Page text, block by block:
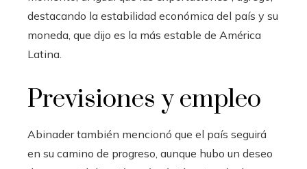
destacando la estabilidad económica del país y su
moneda, que dijo es la más estable de América
Latina.
Previsiones y empleo
Abinader también mencionó que el país seguirá
en su camino de progreso, aunque hubo un deseo